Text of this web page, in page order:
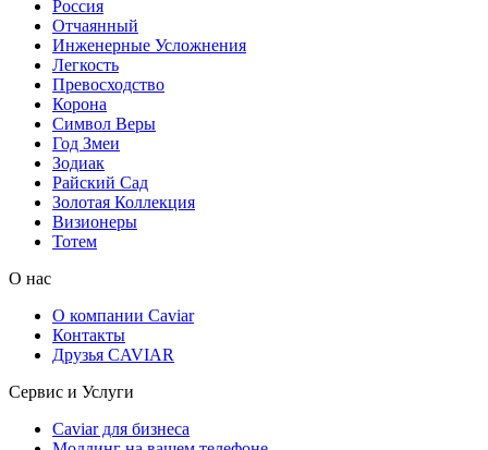
Россия
Отчаянный
Инженерные Усложнения
Легкость
Превосходство
Корона
Символ Веры
Год Змеи
Зодиак
Райский Сад
Золотая Коллекция
Визионеры
Тотем
О нас
О компании Caviar
Контакты
Друзья CAVIAR
Сервис и Услуги
Caviar для бизнеса